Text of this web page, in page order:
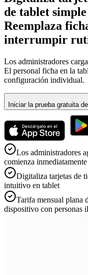
de tablet simple
Reemplaza
interrumpir
Los administradores
El personal ficha en la
configuración individual.
Iniciar la prueba gratuita
Los administradores
comienza inmediatamente
Digitaliza tarjetas de
intuitivo en tablet
Tarifa mensual
dispositivo con personas